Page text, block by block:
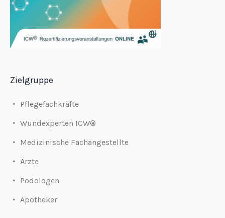
Zielgruppe
Pflegefachkräfte
Wundexperten ICW®
Medizinische Fachangestellte
Ärzte
Podologen
Apotheker